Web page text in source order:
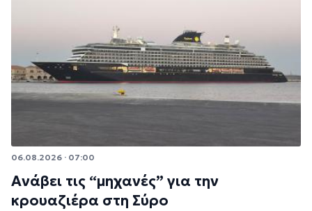
06.08.2026 · 07:00
Ανάβει τις “μηχανές” για την
κρουαζιέρα στη Σύρο